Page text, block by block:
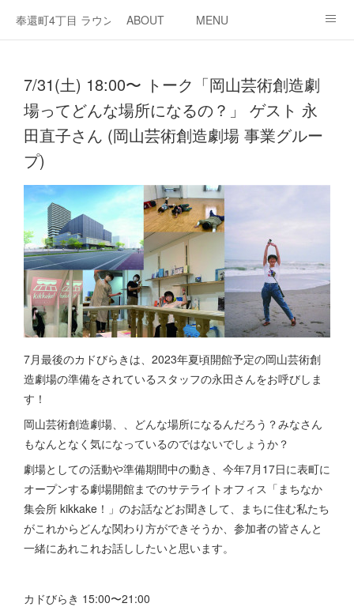
奉還町4丁目 ラウンジ・カド
ABOUT MENU
7/31(土) 18:00〜 トーク「岡山芸術創造劇
場ってどんな場所になるの？」 ゲスト 永
田直子さん (岡山芸術創造劇場 事業グルー
プ)
7月最後のカドびらきは、2023年夏頃開館予定の岡山芸術創
造劇場の準備をされているスタッフの永田さんをお呼びしま
す！
岡山芸術創造劇場、、どんな場所になるんだろう？みなさん
もなんとなく気になっているのではないでしょうか？
劇場としての活動や準備期間中の動き、今年7月17日に表町に
オープンする劇場開館までのサテライトオフィス「まちなか
集会所 kikkake！」のお話などお聞きして、まちに住む私たち
がこれからどんな関わり方ができそうか、参加者の皆さんと
一緒にあれこれお話ししたいと思います。
カドびらき 15:00〜21:00